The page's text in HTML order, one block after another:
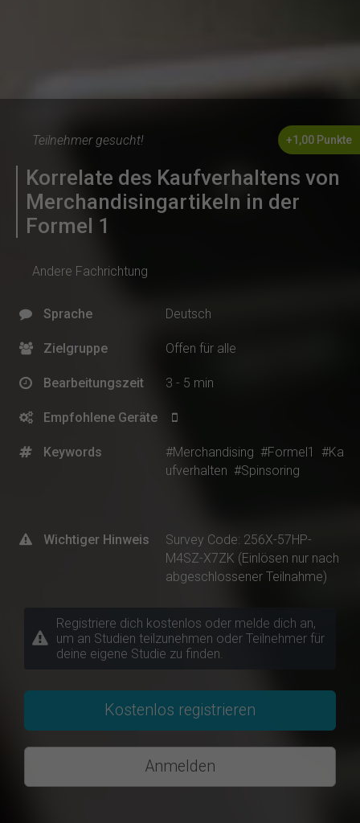
Teilnehmer gesucht!
Korrelate des Kaufverhaltens von
Merchandisingartikeln in der
Formel 1
+1,00 Punkte
Andere Fachrichtung
Sprache Deutsch
Zielgruppe Offen für alle
Bearbeitungszeit 3 - 5 min
Empfohlene Geräte
Keywords #Merchandising #Formel1
#Ka
ufverhalten #Spinsoring
Wichtiger Hinweis
Survey Code: 256X-57HP-
M4SZ-X7ZK (Einlösen nur nach
abgeschlossener Teilnahme)
Registriere dich kostenlos oder melde dich an,
um an Studien teilzunehmen oder Teilnehmer für
deine eigene Studie zu finden.
Kostenlos registrieren
Anmelden